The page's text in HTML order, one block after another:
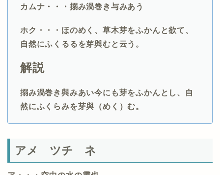
カムナ・・・ 搦み渦巻き与みあう
ホク・・・ほのめく、草木芽をふかんと欲て、
自然にふくるるを芽與むと云う。
解説
搦み渦巻き與みあい今にも芽をふかんとし、自
然にふくらみを芽與（めく）む。
アメ ツチ ネ